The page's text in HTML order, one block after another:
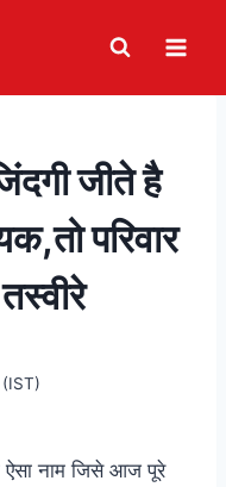
जीते है
परिवार
ऐसा नाम जिसे आज पूरे